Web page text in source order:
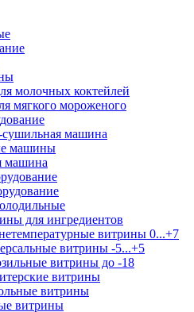
молочных коктейлей
мягкого мороженого
машина
машины
машина
для ингредиентов
витрины 0...+7
витрины -5...+5
витрины до -18
витрины
витрины
витрины